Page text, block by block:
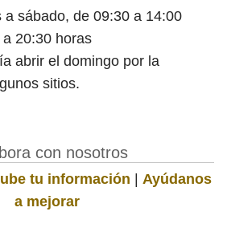
a sábado, de 09:30 a 14:00
20:30 horas
abrir el domingo por la
sitios.
con nosotros
tu información | Ayúdanos
a mejorar